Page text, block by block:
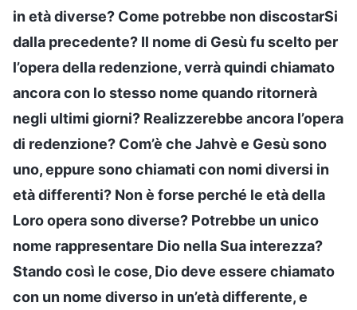
in età diverse? Come potrebbe non discostarSi
dalla precedente? Il nome di Gesù fu scelto per
l’opera della redenzione, verrà quindi chiamato
ancora con lo stesso nome quando ritornerà
negli ultimi giorni? Realizzerebbe ancora l’opera
di redenzione? Com’è che Jahvè e Gesù sono
uno, eppure sono chiamati con nomi diversi in
età differenti? Non è forse perché le età della
Loro opera sono diverse? Potrebbe un unico
nome rappresentare Dio nella Sua interezza?
Stando così le cose, Dio deve essere chiamato
con un nome diverso in un’età differente, e